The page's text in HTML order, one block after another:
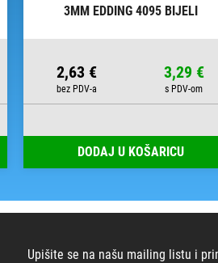
3MM EDDING 4095 BIJELI
2,63 € 3,29 €
DODAJ U KOŠARICU
Upišite se na našu mailing listu i